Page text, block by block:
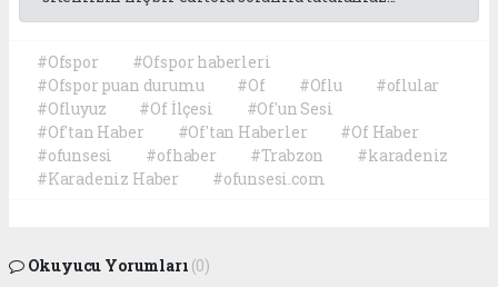
#Ofspor
#Ofspor haberleri
#Ofspor puan durumu
#Of #Oflu
#oflular
#Ofluyuz
#Of İlçesi
#Of'un Sesi
#Of'tan Haber
#Of'tan Haberler
#Of Haber
#ofunsesi
#ofhaber #Trabzon
#karadeniz
#Karadeniz Haber
#ofunsesi.com
Okuyucu Yorumları (0)